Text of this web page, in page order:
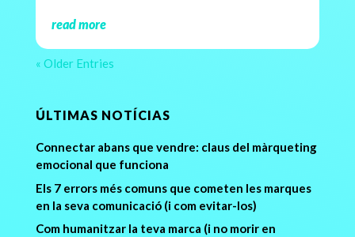
read more
« Older Entries
ÚLTIMAS NOTÍCIAS
Connectar abans que vendre: claus del màrqueting
emocional que funciona
Els 7 errors més comuns que cometen les marques
en la seva comunicació (i com evitar-los)
Com humanitzar la teva marca (i no morir en